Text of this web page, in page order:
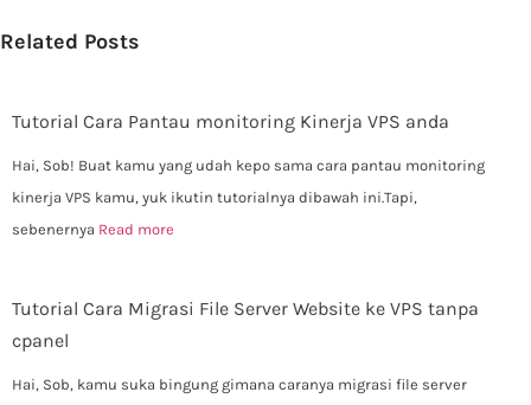
Related Posts
Tutorial Cara Pantau monitoring Kinerja VPS anda
Hai, Sob! Buat kamu yang udah kepo sama cara pantau monitoring
kinerja VPS kamu, yuk ikutin tutorialnya dibawah ini.Tapi,
sebenernya Read more
Tutorial Cara Migrasi File Server Website ke VPS tanpa
cpanel
Hai, Sob, kamu suka bingung gimana caranya migrasi file server